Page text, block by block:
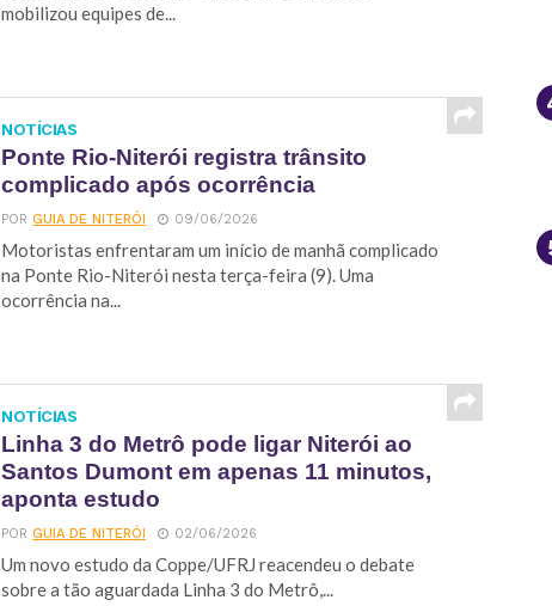
mobilizou equipes de...
NOTÍCIAS
Ponte Rio-Niterói registra trânsito
complicado após ocorrência
PORGUIA DE NITERÓI 09/06/2026
Motoristas enfrentaram um início de manhã complicado
na Ponte Rio-Niterói nesta terça-feira (9). Uma
ocorrência na...
NOTÍCIAS
Linha 3 do Metrô pode ligar Niterói ao
Santos Dumont em apenas 11 minutos,
aponta estudo
PORGUIA DE NITERÓI 02/06/2026
Um novo estudo da Coppe/UFRJ reacendeu o debate
sobre a tão aguardada Linha 3 do Metrô,...